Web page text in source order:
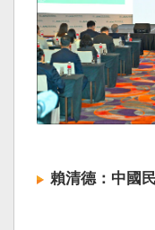
賴清德：中國